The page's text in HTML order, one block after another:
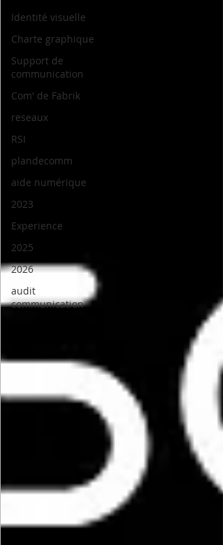
Identité visuelle
Charte graphique
Support de
communication
Com' de Fabrik
reseaux
RSI
plandecomm
aide numérique
2023
Experience
2025
2026
audit
communication